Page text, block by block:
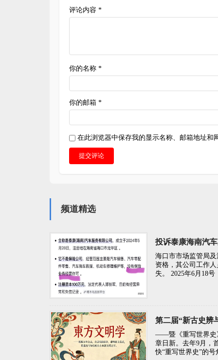
评论内容 *
你的名称 *
你的邮箱 *
在此浏览器中保存我的显示名称、邮箱地址和
提交评论
频道精选
投诉泰康海南汽
海口市市场监管局
资格，其公司工作
失。 2025年6月18
第二届“新古史辨
——暨《重写世界史
章日新。去年9月，
快“重写世界史”的